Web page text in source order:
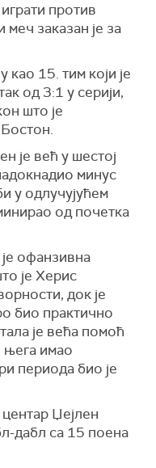
против
заказан је за
као 15. тим који је
од 3:1 у серији,
што је
је већ у шестој
минус
у одлучујућем
од почетка
офанзивна
је Херис
док је
био практично
је већа помоћ
њега имао
периода био је
Џејлен
дабл са 15 поена